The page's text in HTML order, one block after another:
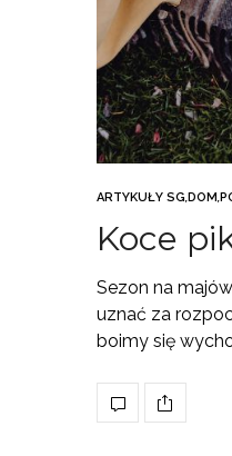
ARTYKUŁY SG,DOM,
Koce
Sezon na
uznać za
boimy się